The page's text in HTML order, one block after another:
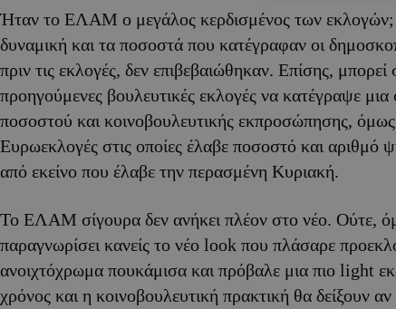
Ήταν το ΕΛΑΜ ο μεγάλος κερδισμένος των
δυναμική και τα ποσοστά που κατέγραφαν οι
πριν τις εκλογές, δεν επιβεβαιώθηκαν. Επίσης, μπορεί
προηγούμενες βουλευτικές εκλογές να κατέγραψε
ποσοστού και κοινοβουλευτικής εκπροσώπησης,
Ευρωεκλογές στις οποίες έλαβε ποσοστό και
από εκείνο που έλαβε την περασμένη Κυριακή.
Το ΕΛΑΜ σίγουρα δεν ανήκει πλέον στο νέο. Ούτε,
παραγνωρίσει κανείς το νέο look που πλάσαρε
ανοιχτόχρωμα πουκάμισα και πρόβαλε μια πιο light
χρόνος και η κοινοβουλευτική πρακτική θα δείξουν αν